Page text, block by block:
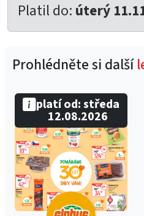
Platil do: úterý
Prohlédněte si další
platí od: středa
12.08.2026